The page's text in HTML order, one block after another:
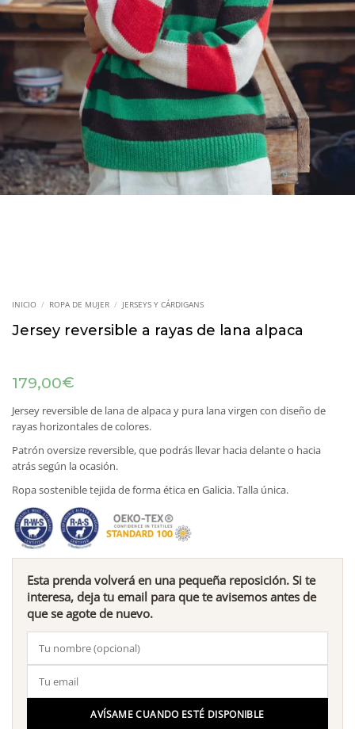
INICIO / ROPA DE MUJER / JERSEYS Y CÁRDIGANS
Jersey reversible a rayas de lana alpaca
179,00€
Jersey reversible de lana de alpaca y pura lana virgen con diseño de
rayas horizontales de colores.
Patrón oversize reversible, que podrás llevar hacia delante o hacia
atrás según la ocasión.
Ropa sostenible tejida de forma ética en Galicia. Talla única.
Esta prenda volverá en una pequeña reposición. Si te
interesa, deja tu email para que te avisemos antes de
que se agote de nuevo.
AVÍSAME CUANDO ESTÉ DISPONIBLE